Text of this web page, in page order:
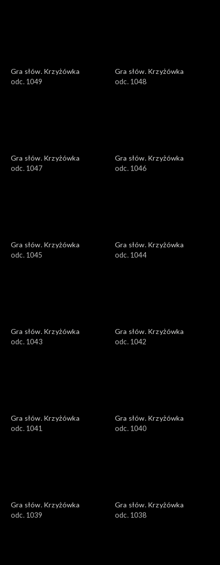
Gra słów. Krzyżówka
odc. 1049
Gra słów. Krzyżówka
odc. 1048
Gra słów. Krzyżówka
odc. 1047
Gra słów. Krzyżówka
odc. 1046
Gra słów. Krzyżówka
odc. 1045
Gra słów. Krzyżówka
odc. 1044
Gra słów. Krzyżówka
odc. 1043
Gra słów. Krzyżówka
odc. 1042
Gra słów. Krzyżówka
odc. 1041
Gra słów. Krzyżówka
odc. 1040
Gra słów. Krzyżówka
odc. 1039
Gra słów. Krzyżówka
odc. 1038